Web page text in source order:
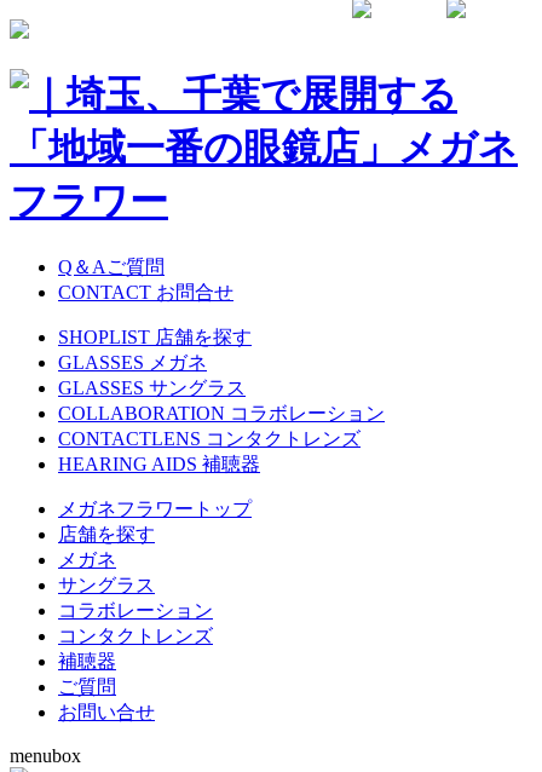
Q＆Aご質問
CONTACT お問合せ
SHOPLIST 店舗を探す
GLASSES メガネ
GLASSES サングラス
COLLABORATION コラボレーション
CONTACTLENS コンタクトレンズ
HEARING AIDS 補聴器
メガネフラワートップ
店舗を探す
メガネ
サングラス
コラボレーション
コンタクトレンズ
補聴器
ご質問
お問い合せ
menubox